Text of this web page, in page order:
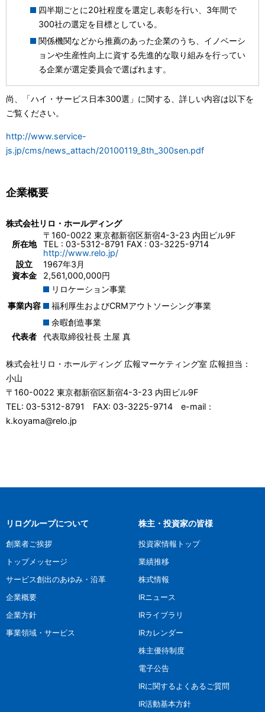
四半期ごとに20社程度を選定し表彰を行い、3年間で
300社の選定を目標としている。
関係機関などから推薦のあった企業のうち、イノベーシ
ョンや生産性向上に資する先進的な取り組みを行ってい
る企業が選定委員会で選ばれます。
尚、「ハイ・サービス日本300選」に関する、詳しい内容は以下を
ご覧ください。
http://www.service-
js.jp/cms/news_attach/20100119_8th_300sen.pdf
企業概要
株式会社リロ・ホールディング
所在地
〒160-0022 東京都新宿区新宿4-3-23 内田ビル9F
TEL : 03-5312-8791 FAX : 03-3225-9714
http://www.relo.jp/
設立
1967年3月
資本金
2,561,000,000円
事業内容
リロケーション事業
福利厚生およびCRMアウトソーシング事業
余暇創造事業
代表者
代表取締役社長 土屋 真
株式会社リロ・ホールディング 広報マーケティング室 広報担当：
小山
〒160-0022 東京都新宿区新宿4-3-23 内田ビル9F
TEL: 03-5312-8791 FAX: 03-3225-9714 e-mail：
k.koyama@relo.jp
リログループについて
創業者ご挨拶
トップメッセージ
サービス創出のあゆみ・沿革
企業概要
企業方針
事業領域・サービス
株主・投資家の皆様
投資家情報トップ
業績推移
株式情報
IRニュース
IRライブラリ
IRカレンダー
株主優待制度
電子公告
IRに関するよくあるご質問
IR活動基本方針